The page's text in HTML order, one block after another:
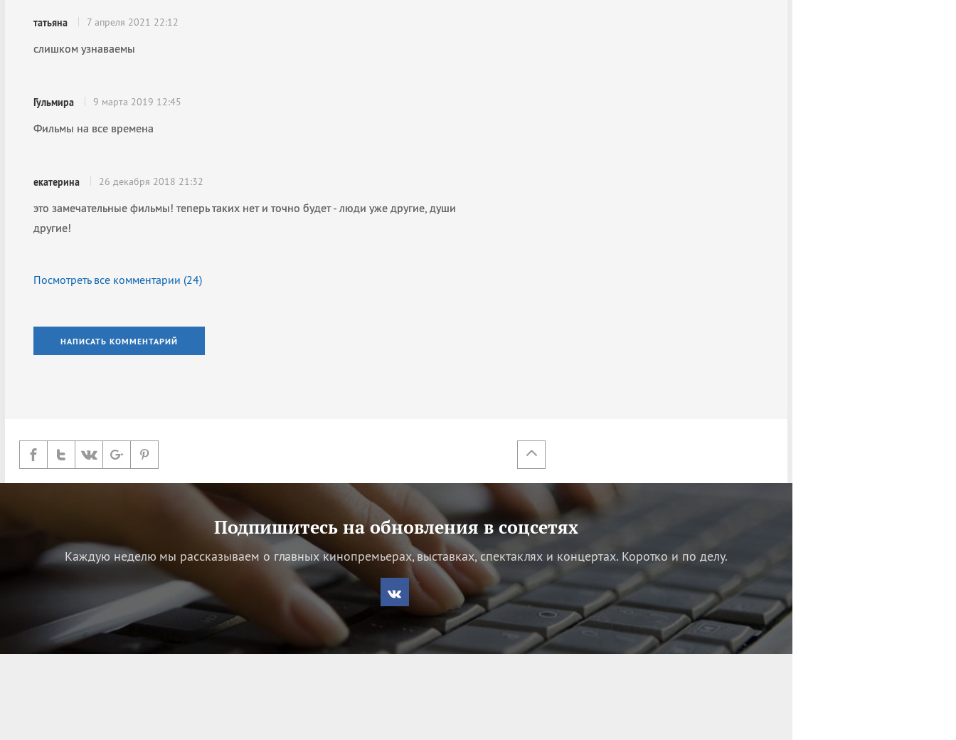
татьяна 7 апреля 2021 22:12
слишком узнаваемы
Гульмира 9 марта 2019 12:45
Фильмы на все времена
екатерина 26 декабря 2018 21:32
это замечательные фильмы! теперь таких нет и точно будет - люди уже другие, души
другие!
Посмотреть все комментарии (24)
НАПИСАТЬ КОММЕНТАРИЙ
Подпишитесь на обновления в соцсетях
Каждую неделю мы рассказываем о главных кинопремьерах, выставках, спектаклях и концертах. Коротко и по делу.